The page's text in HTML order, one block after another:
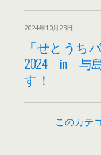
2024年10月23日
「せとうち
2024 in 与
す！
このカテ